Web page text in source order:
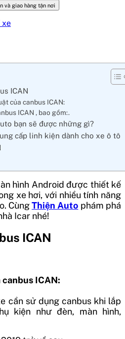
và giao hàng tận nơi
xe
ICAN
của canbus ICAN:
ICAN , bao gồm:.
bạn sẽ được những gì?
cấp linh kiện dành cho xe ô tô
hình Android được thiết kế
xe hơi, với nhiều tính năng
CùngThiện Auto phám phá
Icar nhé!
ICAN
ICAN:
cần sử dụng canbus khi lắp
kiện như đèn, màn hình,